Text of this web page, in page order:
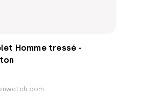
Homme tressé -